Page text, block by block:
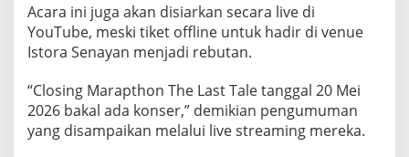
S
e
n
y
a
n
Acara ini juga akan disiarkan secara live di
YouTube, meski tiket offline untuk hadir di venue
Istora Senayan menjadi rebutan.
“Closing Marapthon The Last Tale tanggal 20 Mei
2026 bakal ada konser,” demikian pengumuman
yang disampaikan melalui live streaming mereka.